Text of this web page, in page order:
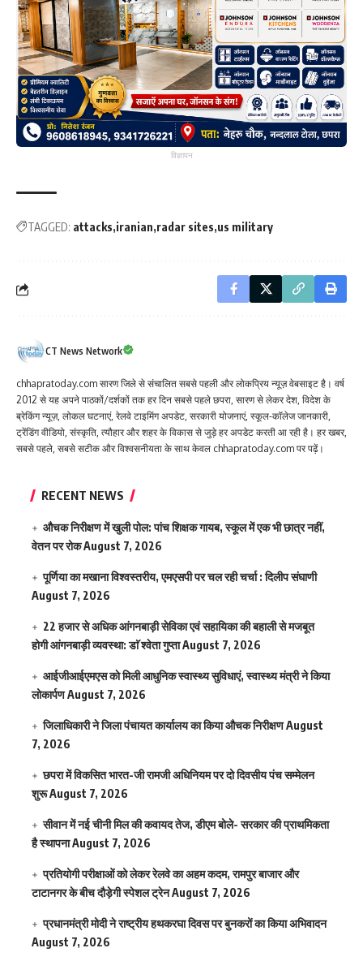
विज्ञापन
TAGGED: attacks iranian radar sites us military
CT News Network
chhapratoday.com सारण जिले से संचालित सबसे पहली और लोकप्रिय न्यूज़ वेबसाइट है। वर्ष
2012 से यह अपने पाठकों/दर्शकों तक हर दिन सबसे पहले छपरा, सारण से लेकर देश, विदेश के
ब्रेकिंग न्यूज़, लोकल घटनाएं, रेलवे टाइमिंग अपडेट, सरकारी योजनाएं, स्कूल-कॉलेज जानकारी,
ट्रेंडिंग वीडियो, संस्कृति, त्यौहार और शहर के विकास से जुड़े हर अपडेट करती आ रही है। हर खबर,
सबसे पहले, सबसे सटीक और विश्वसनीयता के साथ केवल chhapratoday.com पर पढ़ें।
RECENT NEWS
औचक निरीक्षण में खुली पोल: पांच शिक्षक गायब, स्कूल में एक भी छात्र नहीं,
वेतन पर रोकAugust 7, 2026
पूर्णिया का मखाना विश्वस्तरीय, एमएसपी पर चल रही चर्चा : दिलीप संघाणी
August 7, 2026
22 हजार से अधिक आंगनबाड़ी सेविका एवं सहायिका की बहाली से मजबूत
होगी आंगनबाड़ी व्यवस्था: डाॅ श्वेता गुप्ताAugust 7, 2026
आईजीआईएमएस काे मिली आधुनिक स्वास्थ्य सुविधाएं, स्वास्थ्य मंत्री ने किया
लोकार्पणAugust 7, 2026
जिलाधिकारी ने जिला पंचायत कार्यालय का किया औचक निरीक्षणAugust
7, 2026
छपरा में विकसित भारत-जी रामजी अधिनियम पर दो दिवसीय पंच सम्मेलन
शुरूAugust 7, 2026
सीवान में नई चीनी मिल की कवायद तेज, डीएम बोले- सरकार की प्राथमिकता
है स्थापनाAugust 7, 2026
प्रतियोगी परीक्षाओं को लेकर रेलवे का अहम कदम, रामपुर बाजार और
टाटानगर के बीच दौड़ेगी स्पेशल ट्रेनAugust 7, 2026
प्रधानमंत्री मोदी ने राष्ट्रीय हथकरघा दिवस पर बुनकरों का किया अभिवादन
August 7, 2026